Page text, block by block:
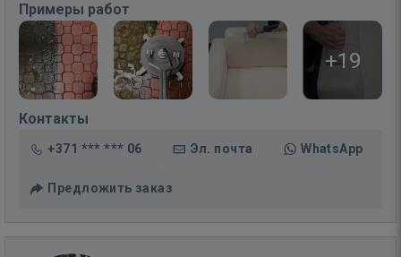
Примеры работ
+19
Контакты
+371 *** *** 06 Эл. почта WhatsApp
Предложить заказ